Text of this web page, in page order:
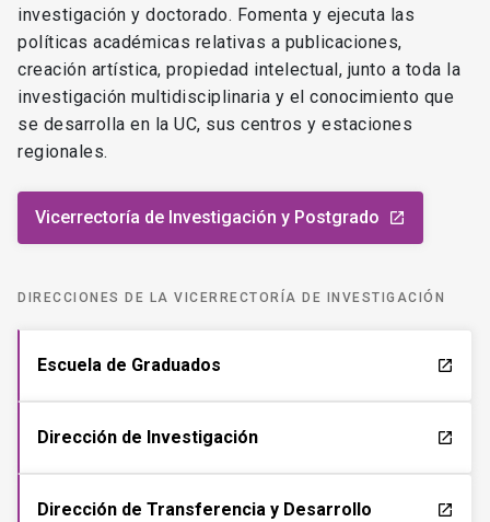
investigación y doctorado. Fomenta y ejecuta las
políticas académicas relativas a publicaciones,
creación artística, propiedad intelectual, junto a toda la
investigación multidisciplinaria y el conocimiento que
se desarrolla en la UC, sus centros y estaciones
regionales.
Vicerrectoría de Investigación y Postgrado launch
DIRECCIONES DE LA VICERRECTORÍA DE INVESTIGACIÓN
Escuela de Graduados launch
Dirección de Investigación launch
Dirección de Transferencia y Desarrollo launch